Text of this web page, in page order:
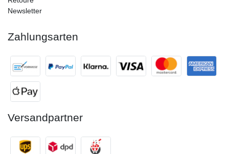
Newsletter
Zahlungsarten
Versandpartner